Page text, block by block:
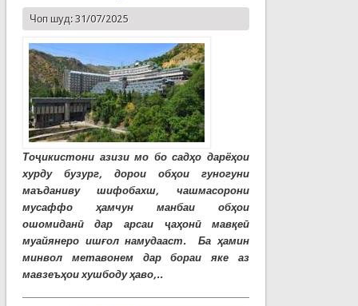
Чоп шуд: 31/07/2025
Тоҷикистони азизи мо бо садҳо дарёҳои
хурду бузург, дорои обҳои гуногуни
маъданиву шифобахш, чашмасорони
мусаффо ҳамчун манбаи обҳои
ошомиданӣ дар арсаи ҷаҳонӣ мавқеӣ
муайянеро ишғол намудааст. Ба ҳамин
минвол метавонем дар бораи яке аз
мавзеъҳои хушбоду ҳаво,..